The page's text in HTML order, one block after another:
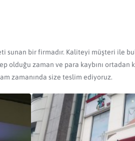
bir firmadır. Kaliteyi müşteri ile
zaman ve para kaybını
zamanında size teslim ediyoruz.